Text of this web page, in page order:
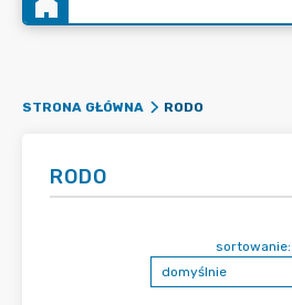
STRONA GŁÓWNA RODO
RODO
sortowanie: